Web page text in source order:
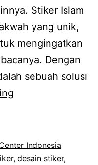
Stiker Islam
yang unik,
mengingatkan
Dengan
sebuah solusi
Bangga
Pasang
Indonesia
, desain stiker,